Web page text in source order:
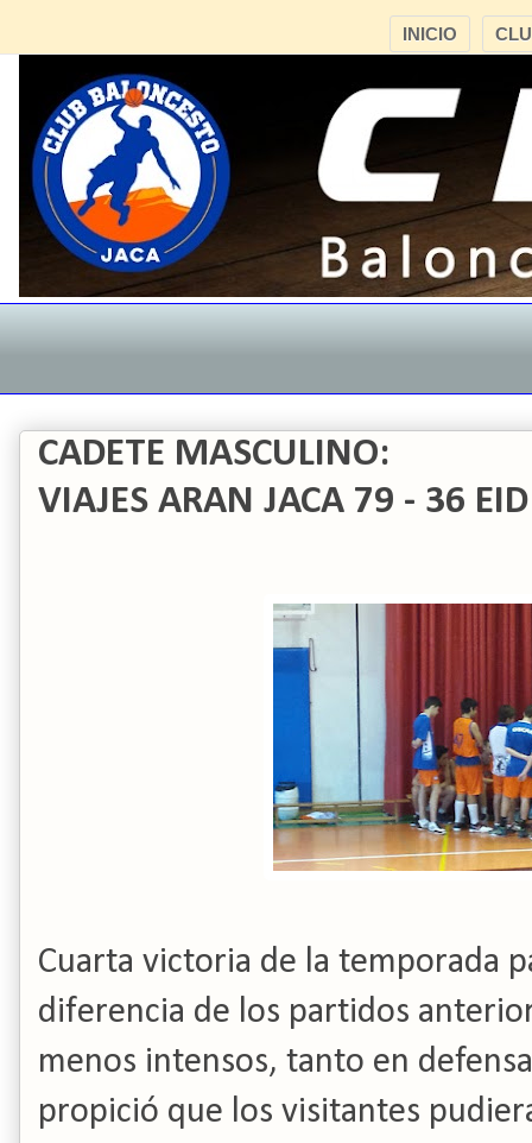
INICIO
CADETE MASCULINO:
VIAJES ARAN JACA 79 - 36 EID
Cuarta victoria de la temporada
diferencia de los partidos
menos intensos, tanto en
propició que los visitantes